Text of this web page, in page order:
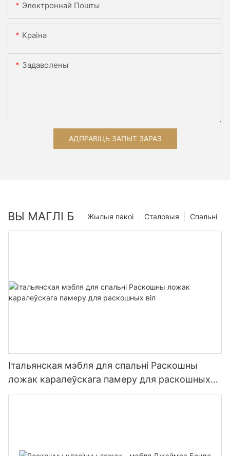
Электроннай Пошты
Краіна
Задаволены
АДПРАВІЦЬ ЗАПЫТ ЗАРАЗ
ВЫ МАГЛІ Б Спальні
Сталовыя
Жылыя пакоі
Італьянская мэбля для спальні Раскошны
ложак каралеўскага памеру для раскошных
віл